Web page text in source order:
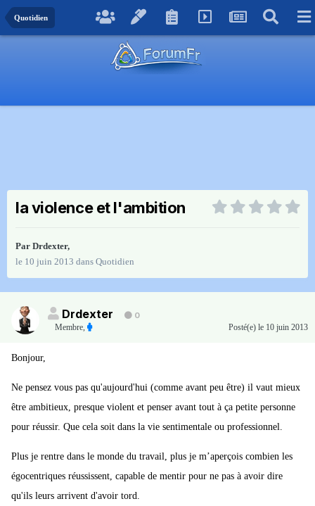
Quotidien
la violence et l'ambition
Par Drdexter,
le 10 juin 2013 dans Quotidien
Drdexter
0
Membre, Posté(e) le 10 juin 2013
Bonjour,
Ne pensez vous pas qu'aujourd'hui (comme avant peu être) il vaut mieux
être ambitieux, presque violent et penser avant tout à ça petite personne
pour réussir. Que cela soit dans la vie sentimentale ou professionnel.
Plus je rentre dans le monde du travail, plus je m’aperçois combien les
égocentriques réussissent, capable de mentir pour ne pas à avoir dire
qu'ils leurs arrivent d'avoir tord.